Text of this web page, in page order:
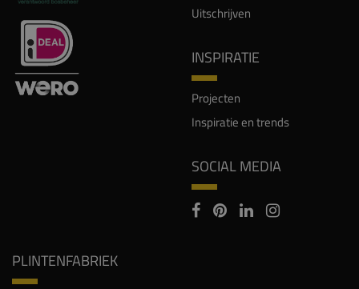
Uitschrijven
INSPIRATIE
Projecten
Inspiratie en trends
SOCIAL MEDIA
PLINTENFABRIEK